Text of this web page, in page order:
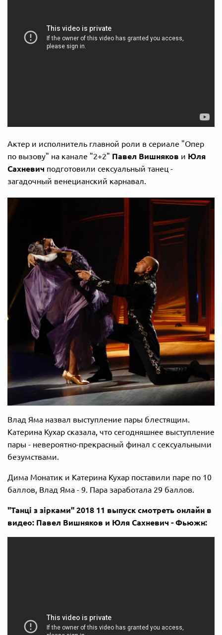
Актер и исполнитель главной роли в сериале "Опер
по вызову" на канале "2+2" Павел Вишняков и Юля
Сахневич подготовили сексуальный танец -
загадочный венецианский карнавал.
Влад Яма назвал выступление пары блестящим.
Катерина Кухар сказала, что сегодняшнее выступление
пары - невероятно-прекрасный финал с сексуальными
безумствами.
Дима Монатик и Катерина Кухар поставили паре по 10
баллов, Влад Яма - 9. Пара заработала 29 баллов.
"Танці з зірками" 2018 11 выпуск смотреть онлайн в
видео: Павел Вишняков и Юля Сахневич - Фьюжн: